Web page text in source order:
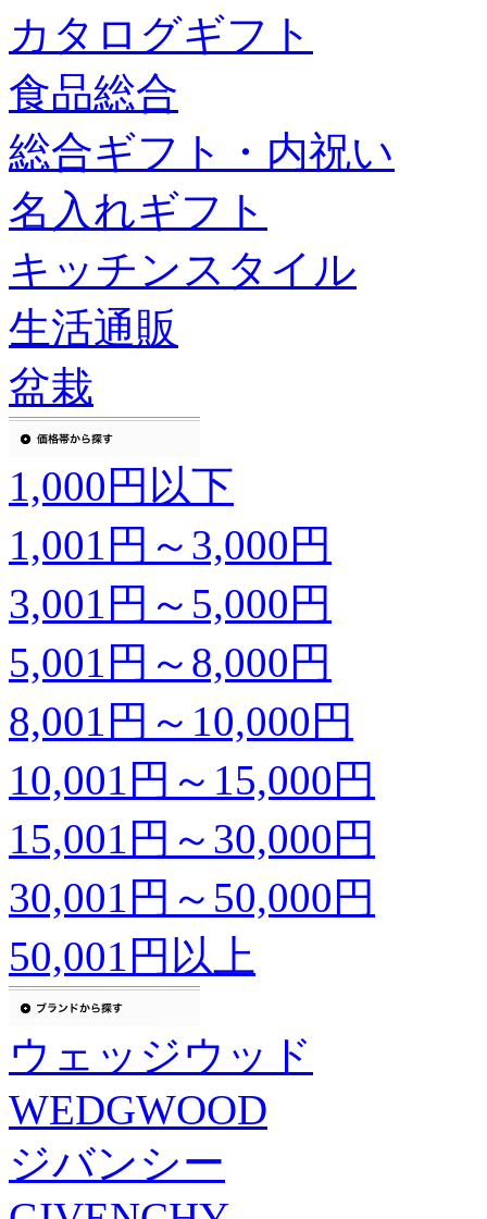
カタログギフト
食品総合
総合ギフト・内祝い
名入れギフト
キッチンスタイル
生活通販
盆栽
1,000円以下
1,001円～3,000円
3,001円～5,000円
5,001円～8,000円
8,001円～10,000円
10,001円～15,000円
15,001円～30,000円
30,001円～50,000円
50,001円以上
ウェッジウッド
WEDGWOOD
ジバンシー